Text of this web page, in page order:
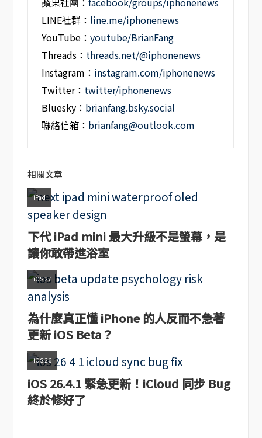
LINE社群： line.me/iphonenews
YouTube：youtube/BrianFang
Threads： threads.net/@iphonenews
Instagram： instagram.com/iphonenews
Twitter： twitter/iphonenews
Bluesky： brianfang.bsky.social
聯絡信箱： brianfang@outlook.com
相關文章
iPad
下代 iPad mini 最大升級不是螢幕，是
讓你敢帶進浴室
iOS 27
為什麼真正懂 iPhone 的人反而不急著
更新 iOS Beta？
iOS 26
iOS 26.4.1 緊急更新！iCloud 同步 Bug
終於修好了